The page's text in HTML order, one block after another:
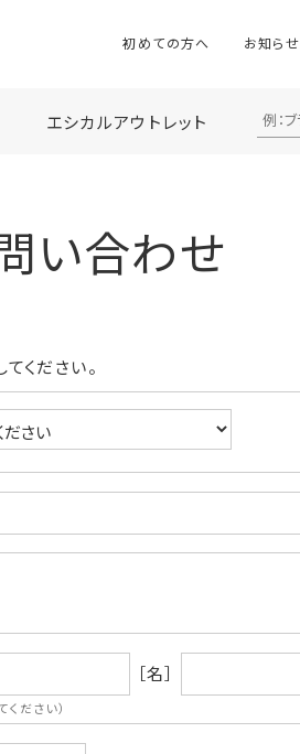
初めての方へ お知らせ
エシカルアウトレット
い合わせ
ください。
［名］
ください）